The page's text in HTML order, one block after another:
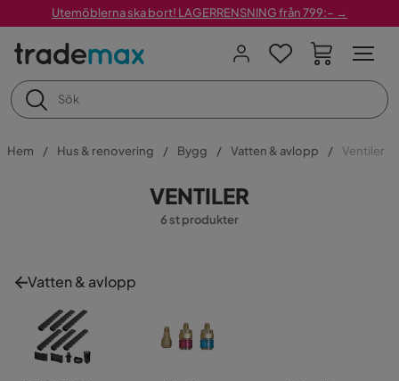
Utemöblerna ska bort! LAGERRENSNING från 799:– →
Hem Hus & renovering Bygg Vatten & avlopp Ventiler
VENTILER
6 st produkter
Vatten & avlopp